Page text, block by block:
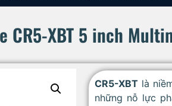
CR5-XBT 5 inch
CR5-XBT là
những nỗ lực